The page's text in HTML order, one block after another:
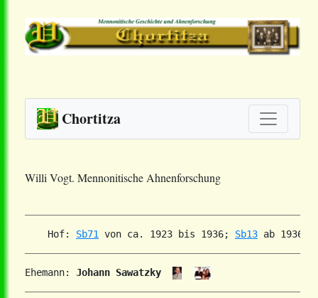
Chortitza
Willi Vogt. Mennonitische Ahnenforschung
    Hof:
Sb71 von ca. 1923 bis 1936; Sb13 ab 1936.
Ehemann: Johann Sawatzky